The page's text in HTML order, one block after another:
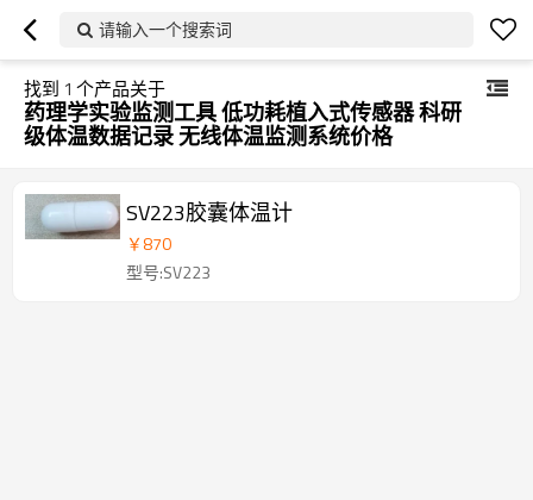
请输入一个搜索词
找到 1 个产品关于
药理学实验监测工具 低功耗植入式传感器 科研
级体温数据记录 无线体温监测系统价格
SV223胶囊体温计
￥870
型号:SV223